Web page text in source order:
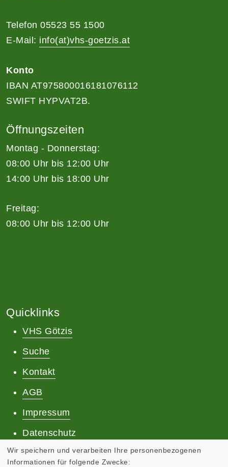
Telefon 05523 55 1500
E-Mail: info(at)vhs-goetzis.at
Konto
IBAN AT975800016181076112
SWIFT HYPVAT2B.
Öffnungszeiten
Montag - Donnerstag:
08:00 Uhr bis 12:00 Uhr
14:00 Uhr bis 18:00 Uhr
Freitag:
08:00 Uhr bis 12:00 Uhr
Quicklinks
VHS Götzis
Suche
Kontakt
AGB
Impressum
Datenschutz
Wir speichern und verarbeiten Ihre personenbezogenen
Informationen für folgende Zwecke: